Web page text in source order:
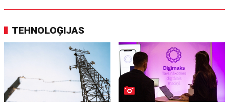
TEHNOLOĢIJAS